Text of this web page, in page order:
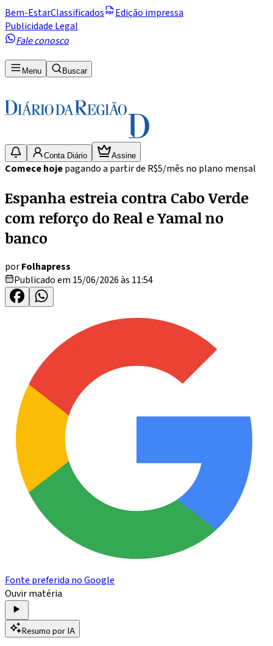
Bem-EstarClassificados
Edição impressa
Publicidade Legal
Fale conosco
Menu Buscar
Conta Diário Assine
Comece hojepagando a partir de R$5/mês no plano mensal
Espanha estreia contra Cabo Verde
com reforço do Real e Yamal no
banco
porFolhapress
Publicado em 15/06/2026 às 11:54
Fonte preferida no Google
Ouvir matéria
Resumo por IA